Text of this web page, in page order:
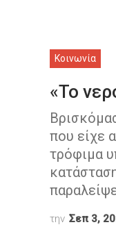
Κοινωνία
«Το
που είχε
τρόφιμα
την Σεπ 3,